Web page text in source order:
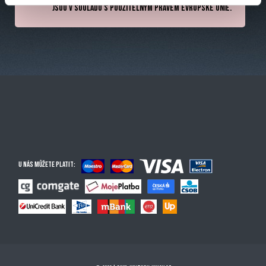
typy cookies používáme, naleznete níže. Možnosti
zpracování upravíte zaškrtnutím příslušné varianty. Svoji
jsou v souladu s použitelným právem Evropské unie.
U nás můžete platit: